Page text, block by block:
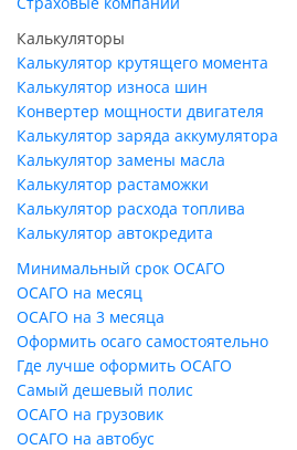
Калькуляторы
Калькулятор крутящего момента
Калькулятор износа шин
Конвертер мощности двигателя
Калькулятор заряда аккумулятора
Калькулятор замены масла
Калькулятор растаможки
Калькулятор расхода топлива
Калькулятор автокредита
Минимальный срок ОСАГО
ОСАГО на месяц
ОСАГО на 3 месяца
Оформить осаго самостоятельно
Где лучше оформить ОСАГО
Самый дешевый полис
ОСАГО на грузовик
ОСАГО на автобус